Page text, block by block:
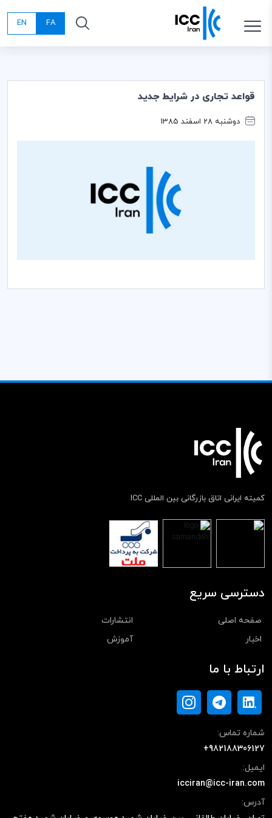
FA
EN
قواعد تجاری در شرایط جدید
دوشنبه 28 اسفند 1385
کمیته ایرانی اتاق بازرگانی بین المللی ICC
دسترسی سریع
صفحه اصلی
انتشارات
اخبار
آموزش
ارتباط با ما
شماره تماس:
+982188306127
ایمیل:
icciran@icc-iran.com
آدرس: